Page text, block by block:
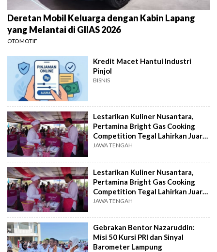
Deretan Mobil Keluarga dengan Kabin Lapang
yang Melantai di GIIAS 2026
OTOMOTIF
Kredit Macet Hantui Industri
Pinjol
BISNIS
Lestarikan Kuliner Nusantara,
Pertamina Bright Gas Cooking
Competition Tegal Lahirkan Juara
Baru
JAWA TENGAH
Lestarikan Kuliner Nusantara,
Pertamina Bright Gas Cooking
Competition Tegal Lahirkan Juara
Baru
JAWA TENGAH
Gebrakan Bentor Nazaruddin:
Misi 50 Kursi PRI dan Sinyal
Barometer Lampung